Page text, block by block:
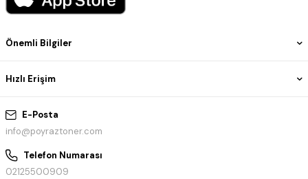
E-Posta
info@poyraztoner.com
Telefon Numarası
02125500909
Önemli Bilgiler
Hızlı Erişim